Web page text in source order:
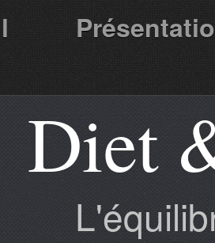
Diet